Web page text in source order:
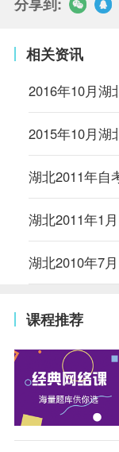
相关资讯
2016年10月湖
2015年10月湖
湖北2011年自
湖北2011年1
湖北2010年7
课程推荐